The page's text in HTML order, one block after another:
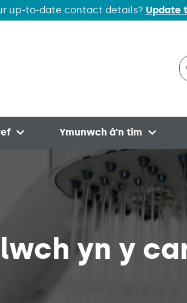
up-to-date contact details? Update
Ymunwch â’n tîm
Open
yn y